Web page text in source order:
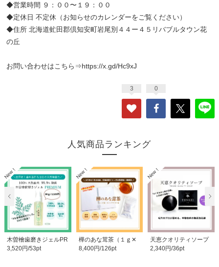
◆営業時間 ９：００〜１９：００
◆定休日 不定休（お知らせのカレンダーをご覧ください）
◆住所 北海道虻田郡倶知安町岩尾別４４ー４５リバブルタウン花
の丘
お問い合わせはこちら⇒https://x.gd/Hc9xJ
3 0
人気商品ランキング
木曽檜歯磨きジェルPR
EMIUM８０g
3,520円/53pt
樺のあな茸茶（１ｇ✕
３０包）
8,400円/126pt
天恵クオリティソープ
８０g
2,340円/36pt